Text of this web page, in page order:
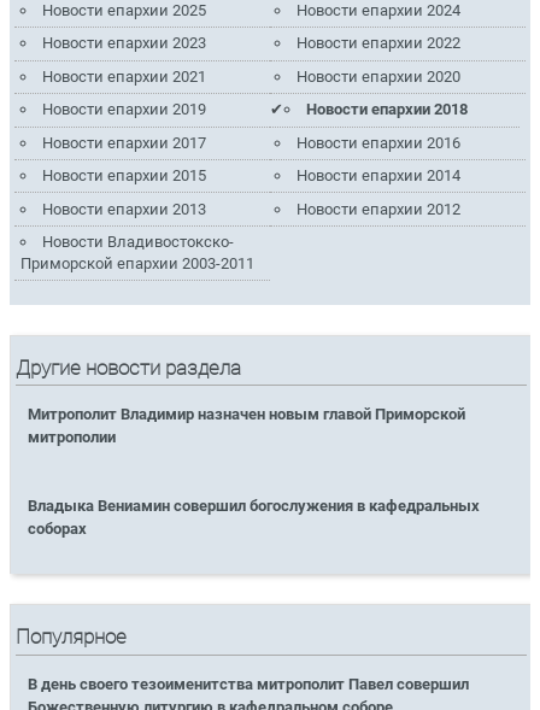
Новости епархии 2025
Новости епархии 2024
Новости епархии 2023
Новости епархии 2022
Новости епархии 2021
Новости епархии 2020
Новости епархии 2019
Новости епархии 2018
Новости епархии 2017
Новости епархии 2016
Новости епархии 2015
Новости епархии 2014
Новости епархии 2013
Новости епархии 2012
Новости Владивостокско-
Приморской епархии 2003-2011
Другие новости раздела
Митрополит Владимир назначен новым главой Приморской
митрополии
Владыка Вениамин совершил богослужения в кафедральных
соборах
Популярное
В день своего тезоименитства митрополит Павел совершил